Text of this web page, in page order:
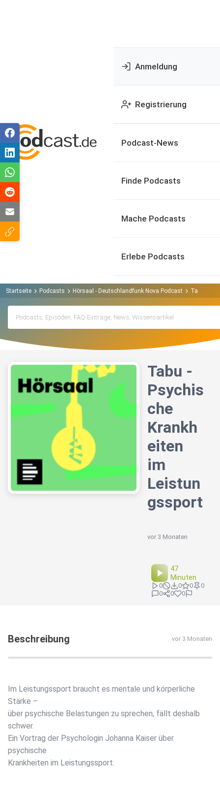
Anmeldung
Registrierung
Podcast-News
Finde Podcasts
Mache Podcasts
Erlebe Podcasts
Startseite Podcasts Hörsaal - Deutschlandfunk Nova Podcast Tabu -
Tabu -
Psychis
che
Krankh
eiten
im
Leistun
gssport
vor 3 Monaten
47
Minuten
0 0 0
0
0
0 0
Beschreibung vor 3 Monaten
Im Leistungssport braucht es mentale und körperliche
Stärke –
über psychische Belastungen zu sprechen, fällt deshalb
schwer.
Ein Vortrag der Psychologin Johanna Kaiser über
psychische
Krankheiten im Leistungssport.